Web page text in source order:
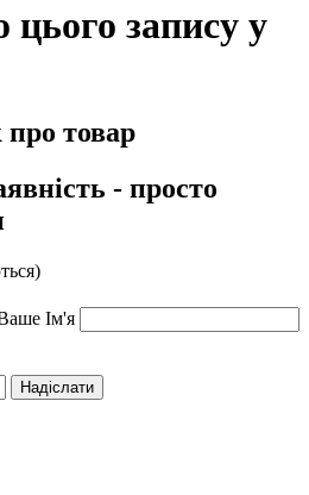
цього запису у
про товар
- просто
Ім'я